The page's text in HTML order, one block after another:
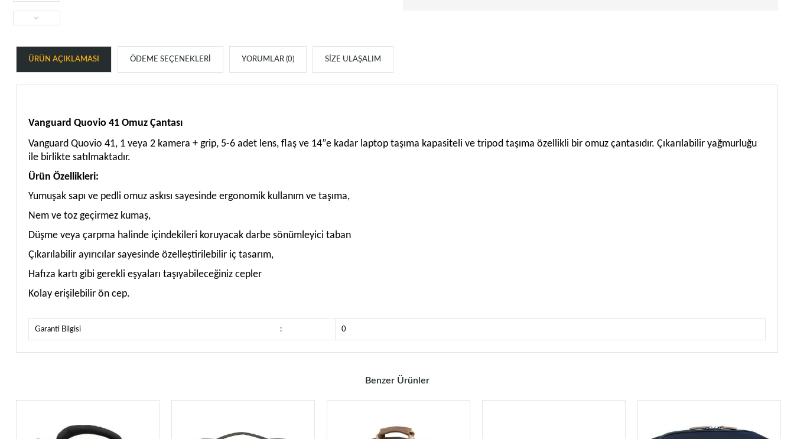
ÜRÜN AÇIKLAMASI ÖDEME SEÇENEKLERI YORUMLAR (0) SIZE ULAŞALIM
Vanguard Quovio 41 Omuz Çantası
Vanguard Quovio 41, 1 veya 2 kamera + grip, 5-6 adet lens, flaş ve 14”e kadar laptop taşıma kapasiteli ve tripod taşıma özellikli bir omuz çantasıdır. Çıkarılabilir yağmurluğu
ile birlikte satılmaktadır.
Ürün Özellikleri:
Yumuşak sapı ve pedli omuz askısı sayesinde ergonomik kullanım ve taşıma,
Nem ve toz geçirmez kumaş,
Düşme veya çarpma halinde içindekileri koruyacak darbe sönümleyici taban
Çıkarılabilir ayırıcılar sayesinde özelleştirilebilir iç tasarım,
Hafıza kartı gibi gerekli eşyaları taşıyabileceğiniz cepler
Kolay erişilebilir ön cep.
Garanti Bilgisi : 0
Benzer Ürünler